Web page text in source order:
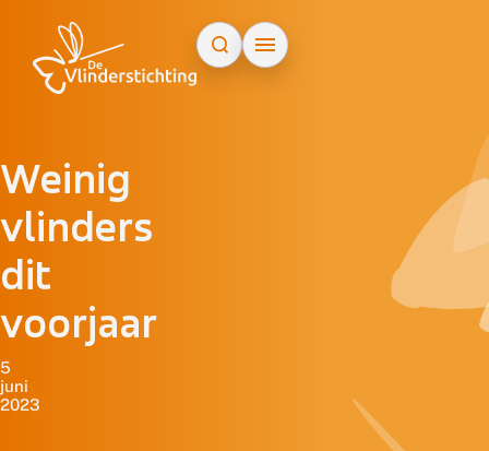
Weinig
vlinders
dit
voorjaar
5
juni
2023